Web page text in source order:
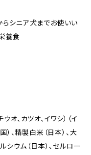
シニア犬までお使いい
養食
、カツオ、イワシ）（イ
）、精製白米（⽇本）、大
シウム（⽇本）、セルロー